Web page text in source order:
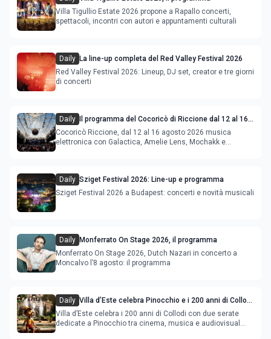
Villa Tigullio Estate 2026 propone a Rapallo concerti,
spettacoli, incontri con autori e appuntamenti culturali
Daily La line-up completa del Red Valley Festival 2026
Red Valley Festival 2026: Lineup, DJ set, creator e tre giorni
di concerti
Daily
Il programma del Cocoricò di Riccione dal 12 al 16
agosto 2026
Cocoricò Riccione, dal 12 al 16 agosto 2026 musica
elettronica con Galactica, Amelie Lens, Mochakk e
Daily Sziget Festival 2026: Line-up e programma
Sziget Festival 2026 a Budapest: concerti e novità musicali
Daily Monferrato On Stage 2026, il programma
Monferrato On Stage 2026, Dutch Nazari in concerto a
Moncalvo l’8 agosto: il programma
Daily Villa d’Este celebra Pinocchio e i 200 anni di Collodi
con cinema, musica e audiovisual mapping
Villa d’Este celebra i 200 anni di Collodi con due serate
dedicate a Pinocchio tra cinema, musica e audiovisual